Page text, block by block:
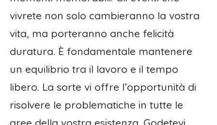
vivrete non solo cambieranno la vostra
vita, ma porteranno anche felicità
duratura. È fondamentale mantenere
un equilibrio tra il lavoro e il tempo
libero. La sorte vi offre l’opportunità di
risolvere le problematiche in tutte le